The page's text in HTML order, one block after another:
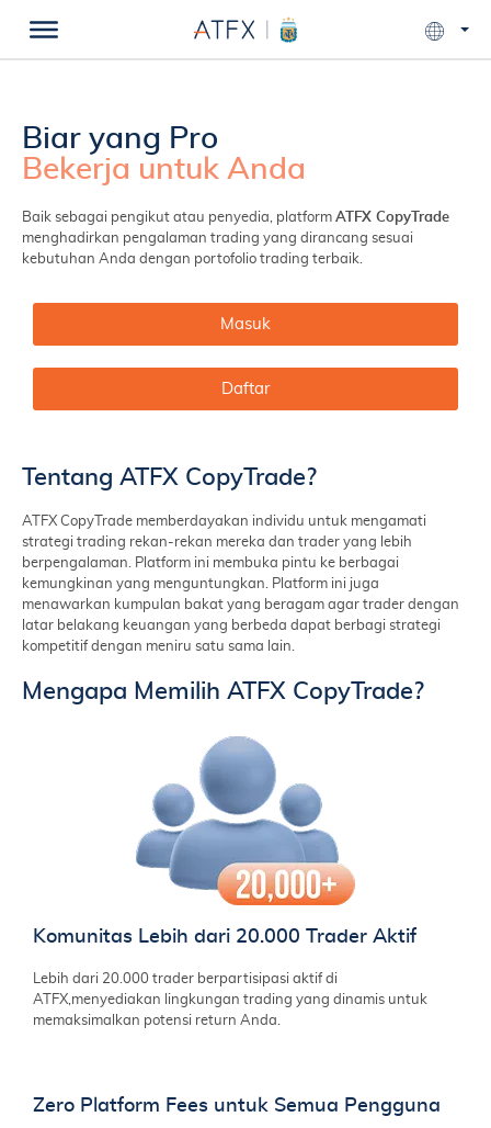
Biar yang Pro
Bekerja untuk Anda
Baik sebagai pengikut atau penyedia, platform ATFX CopyTrade
menghadirkan pengalaman trading yang dirancang sesuai
kebutuhan Anda dengan portofolio trading terbaik.
Masuk
Daftar
Tentang ATFX CopyTrade?
ATFX CopyTrade memberdayakan individu untuk mengamati
strategi trading rekan-rekan mereka dan trader yang lebih
berpengalaman. Platform ini membuka pintu ke berbagai
kemungkinan yang menguntungkan. Platform ini juga
menawarkan kumpulan bakat yang beragam agar trader dengan
latar belakang keuangan yang berbeda dapat berbagi strategi
kompetitif dengan meniru satu sama lain.
Mengapa Memilih ATFX CopyTrade?
Komunitas Lebih dari 20.000 Trader Aktif
Lebih dari 20.000 trader berpartisipasi aktif di
ATFX,menyediakan lingkungan trading yang dinamis untuk
memaksimalkan potensi return Anda.
Zero Platform Fees untuk Semua Pengguna